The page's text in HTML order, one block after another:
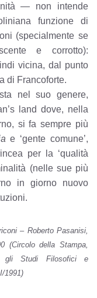
— non intende
funzione di
(specialmente se
e corrotto):
vicina, dal punto
di Francoforte.
nel suo genere,
land dove, nella
si fa sempre più
e ‘gente comune’,
per la ‘qualità
(nelle sue più
in giorno nuovo
– Roberto Pasanisi,
(Circolo della Stampa,
gli Studi Filosofici e
1991)